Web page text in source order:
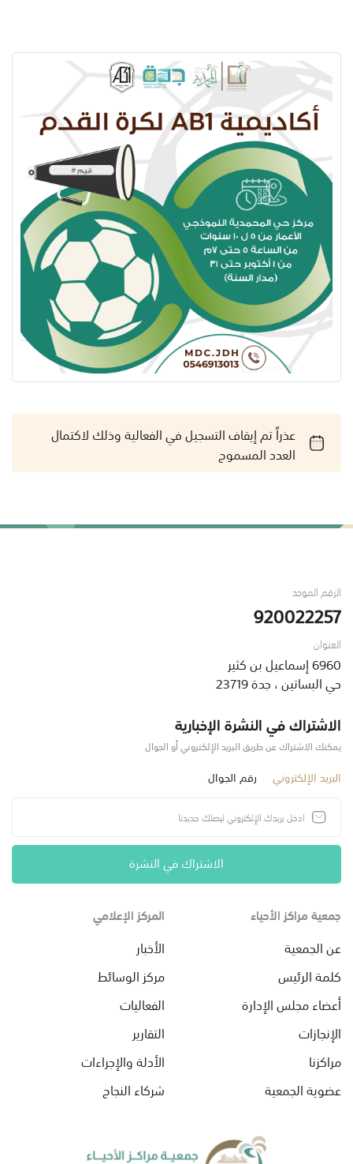
عذراً تم إيقاف التسجيل في الفعالية وذلك لاكتمال
العدد المسموح
الرقم الموحد
920022257
العنوان
6960 إسماعيل بن كثير
حي البساتين ، جدة 23719
الاشتراك في النشرة الإخبارية
يمكنك الاشتراك عن طريق البريد الإلكتروني أو الجوال
البريد الإلكتروني رقم الجوال
الاشتراك في النشرة
جمعية مراكز الأحياء
عن الجمعية
كلمة الرئيس
أعضاء مجلس الإدارة
الإنجازات
مراكزنا
عضوية الجمعية
المركز الإعلامي
الأخبار
مركز الوسائط
الفعاليات
التقارير
الأدلة والإجراءات
شركاء النجاح